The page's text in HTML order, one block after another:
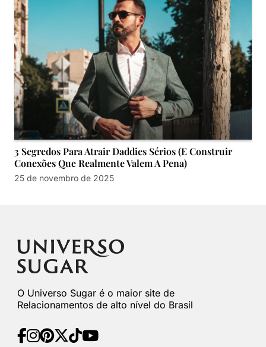
3 Segredos Para Atrair Daddies Sérios (E Construir
Conexões Que Realmente Valem A Pena)
25 de novembro de 2025
O Universo Sugar é o maior site de
Relacionamentos de alto nível do Brasil